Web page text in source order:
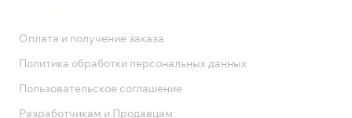
Оплата и получение заказа
Политика обработки персональных данных
Пользовательское соглашение
Разработчикам и Продавцам